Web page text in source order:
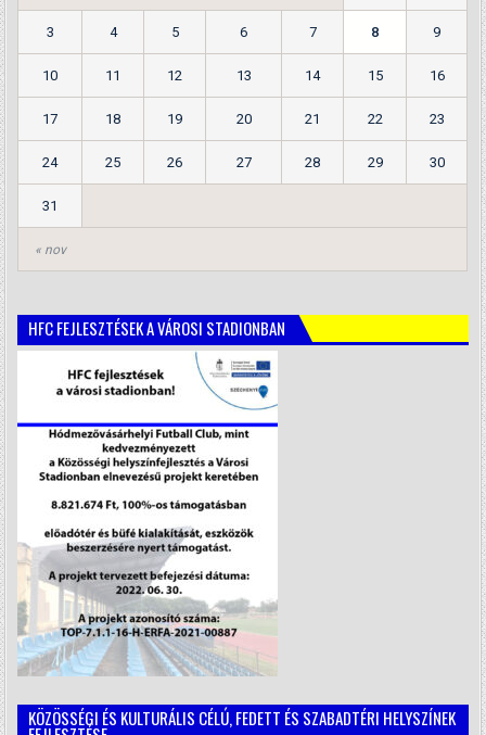
« nov
3 4 5 6 7 8 9
10 11 12 13 14 15 16
17 18 19 20 21 22 23
24 25 26 27 28 29 30
31
HFC FEJLESZTÉSEK A VÁROSI STADIONBAN
KÖZÖSSÉGI ÉS KULTURÁLIS CÉLÚ, FEDETT ÉS SZABADTÉRI HELYSZÍNEK